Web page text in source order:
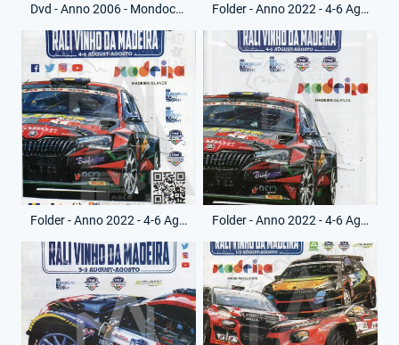
Dvd - Anno 2006 - Mondocorse - Formula Villeneuve - (Retro) Folder - Anno 2022 - 4-6 Agosto 2022 - Brochure - Rally Vinho da Madeira
Folder - Anno 2022 - 4-6 Agosto 2022 - Foglietto Sicurezza - Rally Vinho da Madeira Folder - Anno 2022 - 4-6 Agosto 2022 - Programma - Rally Vinho da Madeira